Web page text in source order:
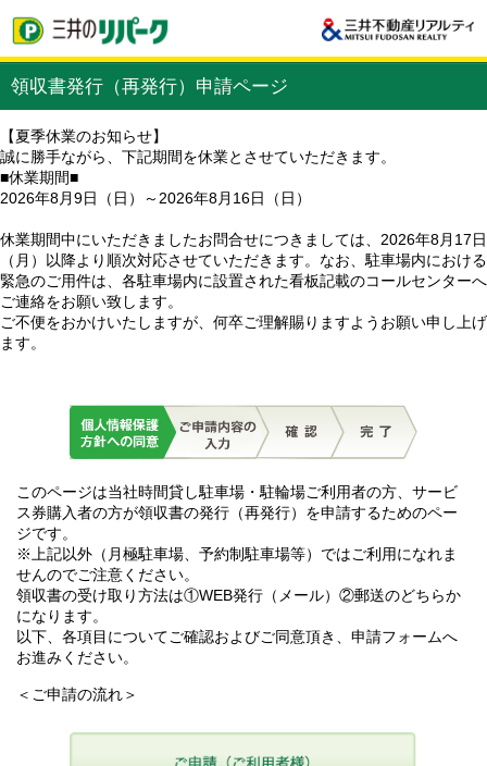
領収書発行（再発行）申請ページ
【夏季休業のお知らせ】
誠に勝手ながら、下記期間を休業とさせていただきます。
■休業期間■
2026年8月9日（日）～2026年8月16日（日）
休業期間中にいただきましたお問合せにつきましては、2026年8月17日
（月）以降より順次対応させていただきます。なお、駐車場内における
緊急のご用件は、各駐車場内に設置された看板記載のコールセンターへ
ご連絡をお願い致します。
ご不便をおかけいたしますが、何卒ご理解賜りますようお願い申し上げ
ます。
このページは当社時間貸し駐車場・駐輪場ご利用者の方、サービ
ス券購入者の方が領収書の発行（再発行）を申請するためのペー
ジです。
※上記以外（月極駐車場、予約制駐車場等）ではご利用になれま
せんのでご注意ください。
領収書の受け取り方法は①WEB発行（メール）②郵送のどちらか
になります。
以下、各項目についてご確認およびご同意頂き、申請フォームへ
お進みください。
＜ご申請の流れ＞